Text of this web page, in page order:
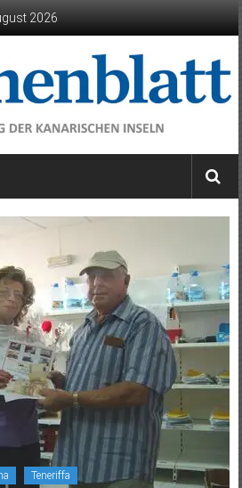
2026
Teneriffa